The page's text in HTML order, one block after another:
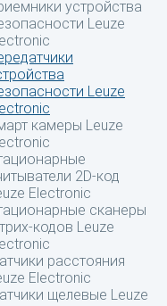
устройства
Leuze
Leuze
камеры Leuze
2D-код
Electronic
сканеры
кодов Leuze
расстояния
Electronic
щелевые Leuze